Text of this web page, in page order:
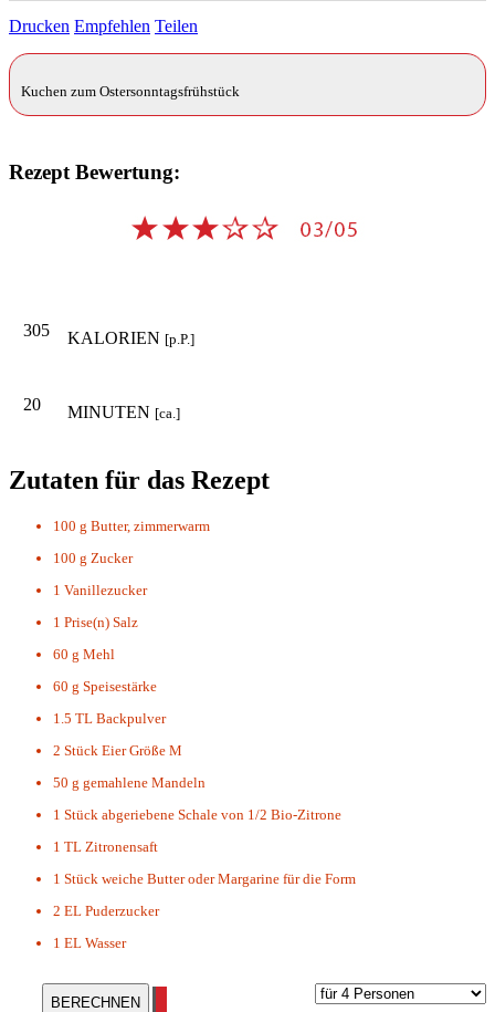
Drucken Empfehlen Teilen
Kuchen zum Ostersonntagsfrühstück
Rezept Bewertung:
305 KALORIEN [p.P.]
20 MINUTEN [ca.]
Zutaten für das Rezept
100 g Butter, zimmerwarm
100 g Zucker
1 Vanillezucker
1 Prise(n) Salz
60 g Mehl
60 g Speisestärke
1.5 TL Backpulver
2 Stück Eier Größe M
50 g gemahlene Mandeln
1 Stück abgeriebene Schale von 1/2 Bio-Zitrone
1 TL Zitronensaft
1 Stück weiche Butter oder Margarine für die Form
2 EL Puderzucker
1 EL Wasser